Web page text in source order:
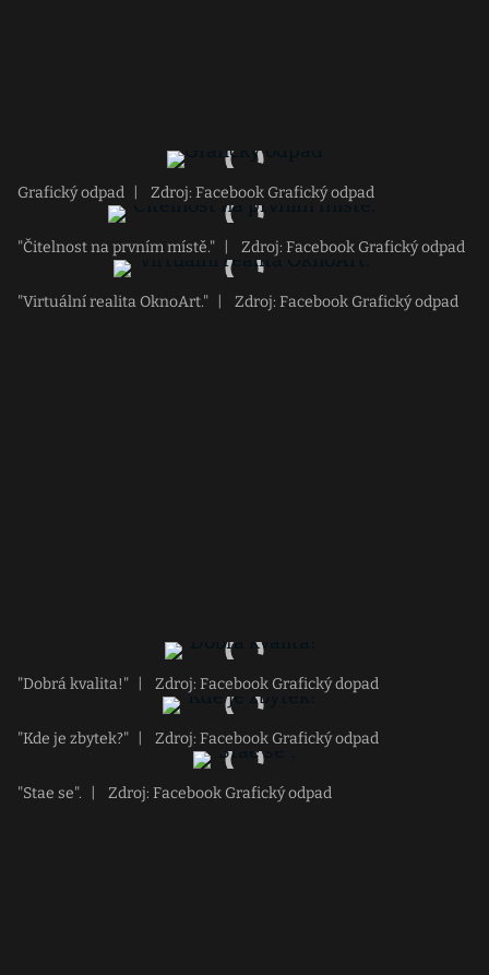
Grafický odpad Zdroj: Facebook Grafický odpad
"Čitelnost na prvním místě." Zdroj: Facebook Grafický odpad
"Virtuální realita OknoArt." Zdroj: Facebook Grafický odpad
"Dobrá kvalita!" Zdroj: Facebook Grafický dopad
"Kde je zbytek?" Zdroj: Facebook Grafický odpad
"Stae se". Zdroj: Facebook Grafický odpad